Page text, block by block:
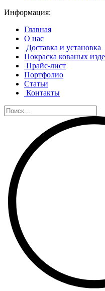
Информация:
Главная
О нас
Доставка и установка
Покраска кованых
Прайс-лист
Портфолио
Статьи
Контакты